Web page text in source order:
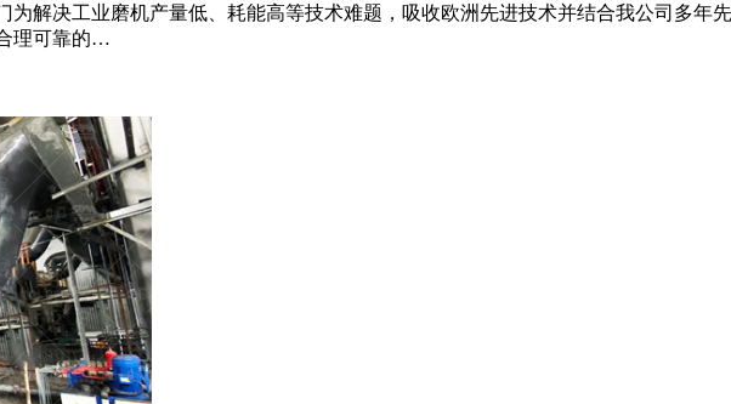
为解决工业磨机产量低、耗能高等技术难题，吸收欧洲先进技术并结合我公司多年
理可靠的…